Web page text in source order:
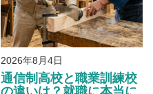
2026年8月4日
通信制高校と職業訓練校